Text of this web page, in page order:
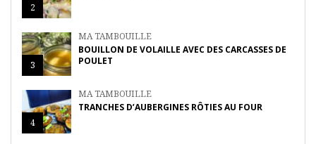
2
3
MA TAMBOUILLE
BOUILLON DE VOLAILLE AVEC DES CARCASSES DE
POULET
4
MA TAMBOUILLE
TRANCHES D’AUBERGINES RÔTIES AU FOUR